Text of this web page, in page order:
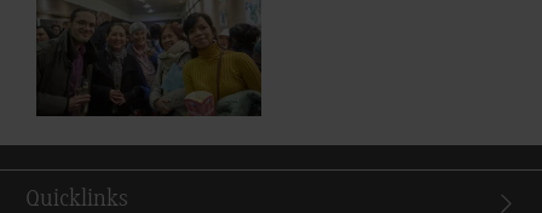
Quicklinks